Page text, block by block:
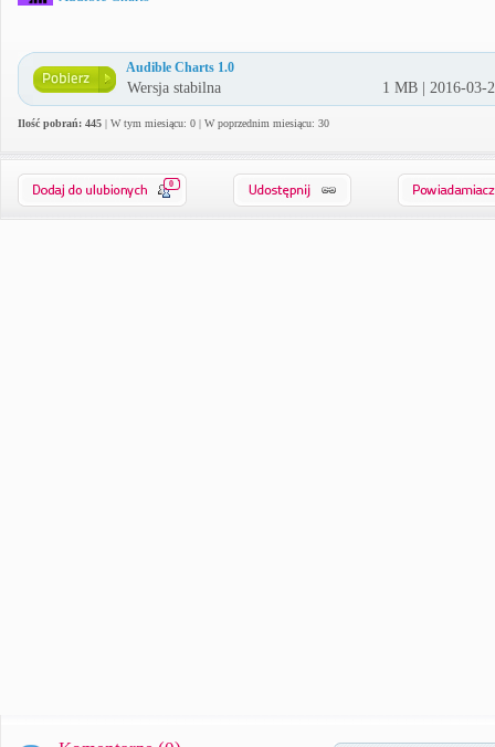
Audible Charts 1.0
Wersja stabilna 1 MB | 2016-03-
Ilość pobrań: 445 | W tym miesiącu: 0 | W poprzednim miesiącu: 30
0